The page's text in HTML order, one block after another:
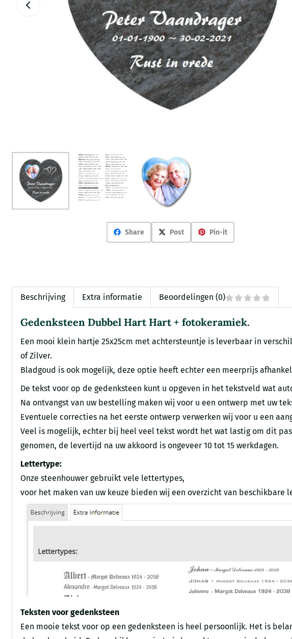
Share Post Pin-it
Beschrijving Extra informatie Beoordelingen (0)
Gedenksteen Dubbel Hart Hart + fotokeramiek.
Een mooi klein hartje 25x25cm met achtersteuntje is leverbaar in
of Zilver.
Bladgoud is ook mogelijk, deze optie heeft echter een meerprijs
De tekst voor op de gedenksteen kunt u opgeven in het tekstveld wat
Na ontvangst van uw bestelling maken wij voor u een ontwerp met uw
Eventuele correcties na het eerste ontwerp verwerken wij voor u een
Veel is mogelijk, echter bij heel veel tekst wordt het wat lastig om dit
genomen, de levertijd na uw akkoord is ongeveer 10 tot 15 werkdagen.
Lettertype:
Onze steenhouwer gebruikt vele lettertypes,
voor het maken van uw keuze bieden wij een overzicht van beschikbare
Teksten voor gedenksteen
Een mooie tekst voor op een gedenksteen is heel persoonlijk. Het is